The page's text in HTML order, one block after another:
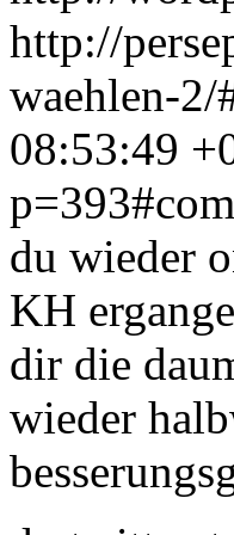
http://
waehlen-
08:53:49
du wieder
KH
dir die
wieder